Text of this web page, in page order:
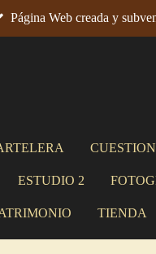
Página Web creada y
ESTUDIO 2
TIENDA